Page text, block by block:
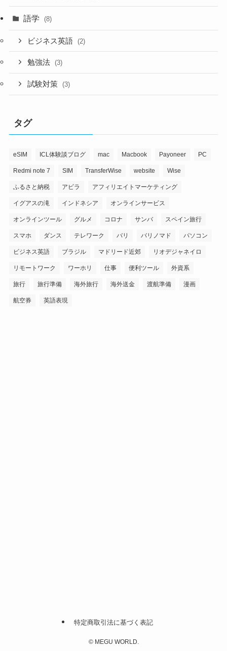
語学 (8)
ビジネス英語 (2)
勉強法 (3)
試験対策 (3)
タグ
eSIM ICL体験談ブログ mac Macbook Payoneer PC
Redmi note 7 SIM TransferWise website Wise
ふるさと納税 アビラ アフィリエイトマーケティング
イグアスの滝 インドネシア オンラインサービス
オンラインツール グルメ コロナ サンバ スペイン旅行
スマホ ダンス テレワーク バリ バリノマド パソコン
ビジネス英語 ブラジル マドリード近郊 リオデジャネイロ
リモートワーク ワーホリ 仕事 便利ツール 外資系
旅行 旅行準備 海外旅行 海外送金 渡航準備 漫画
航空券 英語表現
特定商取引法に基づく表記
©MEGU WORLD.